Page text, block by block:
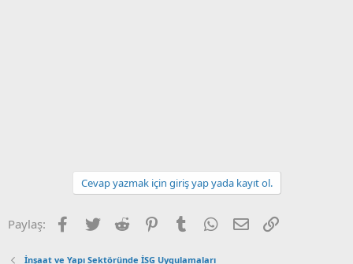
Cevap yazmak için giriş yap yada kayıt ol.
Paylaş: Facebook
Twitter Reddit PinterestTumblr WhatsApp
E-posta
İnşaat ve Yapı Sektöründe İSG Uygulamaları